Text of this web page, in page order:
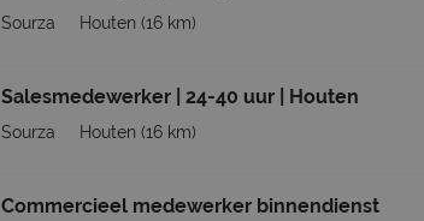
Sourza Houten (16 km)
Salesmedewerker | 24-40 uur | Houten
Sourza Houten (16 km)
Commercieel medewerker binnendienst